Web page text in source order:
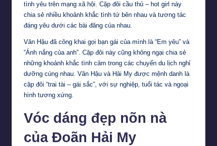
tình yêu trên mạng xã hội. Cặp đôi cầu thủ – hot girl này
chia sẻ nhiều khoảnh khắc tình tứ bên nhau và tương tác
đáng yêu dưới các bài đăng của nhau.
Văn Hậu đã công khai gọi bạn gái của mình là “Em yêu” và
“Ánh nắng của anh”. Cặp đôi này cũng không ngại chia sẻ
những khoảnh khắc tình cảm trong các chuyến du lịch nghỉ
dưỡng cùng nhau. Văn Hậu và Hải My được mệnh danh là
cặp đôi “trai tài – gái sắc”, với sự nghiệp, tuổi tác và ngoại
hình tương xứng.
Vóc dáng đẹp nõn nà
của Đoãn Hải My